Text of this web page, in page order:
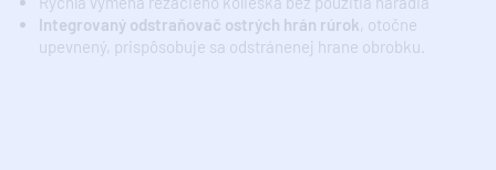
Integrovaný odstraňovač ostrých hrán rúrok , otočne
upevnený, prispôsobuje sa odstránenej hrane obrobku.